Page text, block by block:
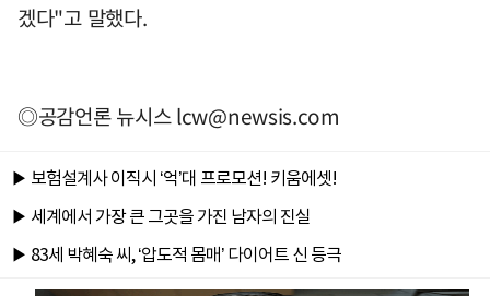
겠다"고 말했다.
◎공감언론 뉴시스lcw@newsis.com